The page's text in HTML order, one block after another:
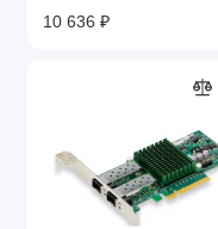
Express x8 - 2 x CX4
10 636 ₽